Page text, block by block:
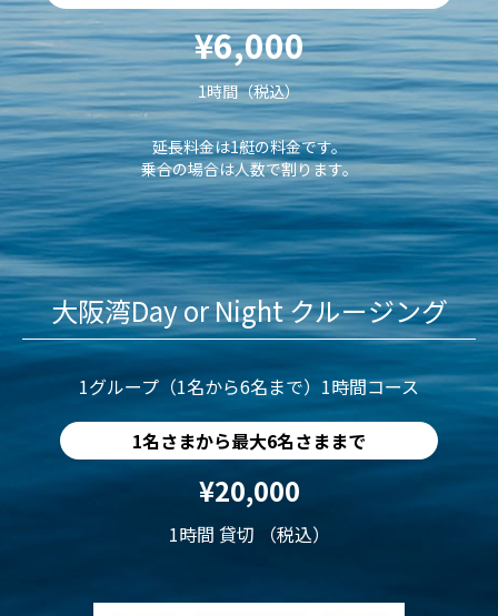
¥6,000
1時間（税込）
延長料金は1艇の料金です。
乗合の場合は人数で割ります。
大阪湾Day or Night クルージング
1グループ（1名から6名まで）1時間コース
1名さまから最大6名さままで
¥20,000
1時間 貸切 （税込）